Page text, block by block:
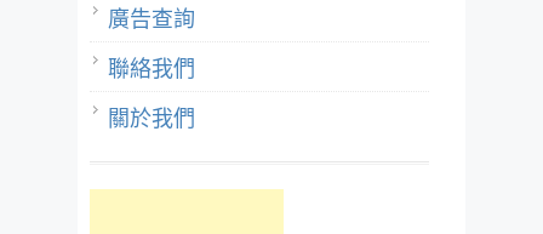
廣告查詢
聯絡我們
關於我們